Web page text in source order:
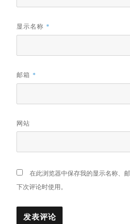
显示名称 *
邮箱 *
网站
在此浏览器中保存我的显示名称、
下次评论时使用。